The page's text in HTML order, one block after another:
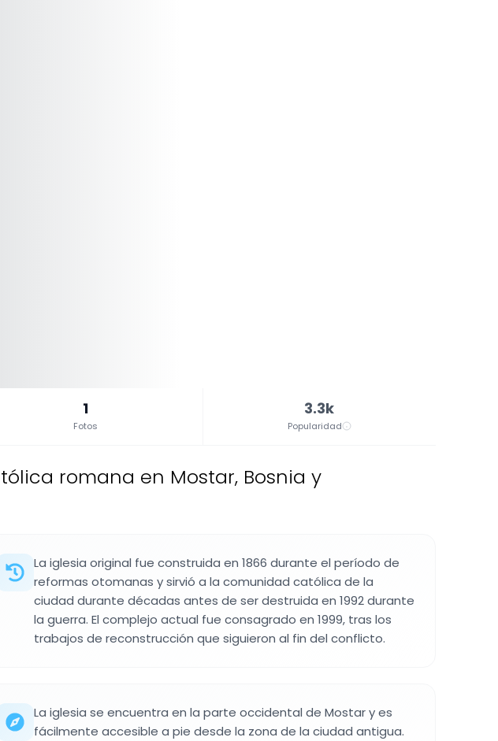
1
Fotos
3.3k
Popularidad
romana en Mostar, Bosnia y
La iglesia original fue construida en 1866 durante el período de
reformas otomanas y sirvió a la comunidad católica de la
ciudad durante décadas antes de ser destruida en 1992 durante
la guerra. El complejo actual fue consagrado en 1999, tras los
trabajos de reconstrucción que siguieron al fin del conflicto.
La iglesia se encuentra en la parte occidental de Mostar y es
fácilmente accesible a pie desde la zona de la ciudad antigua.